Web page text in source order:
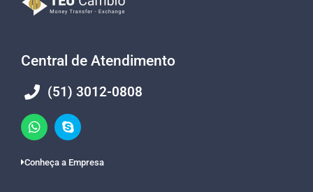
Central de Atendimento
(51) 3012-0808
Conheça a Empresa